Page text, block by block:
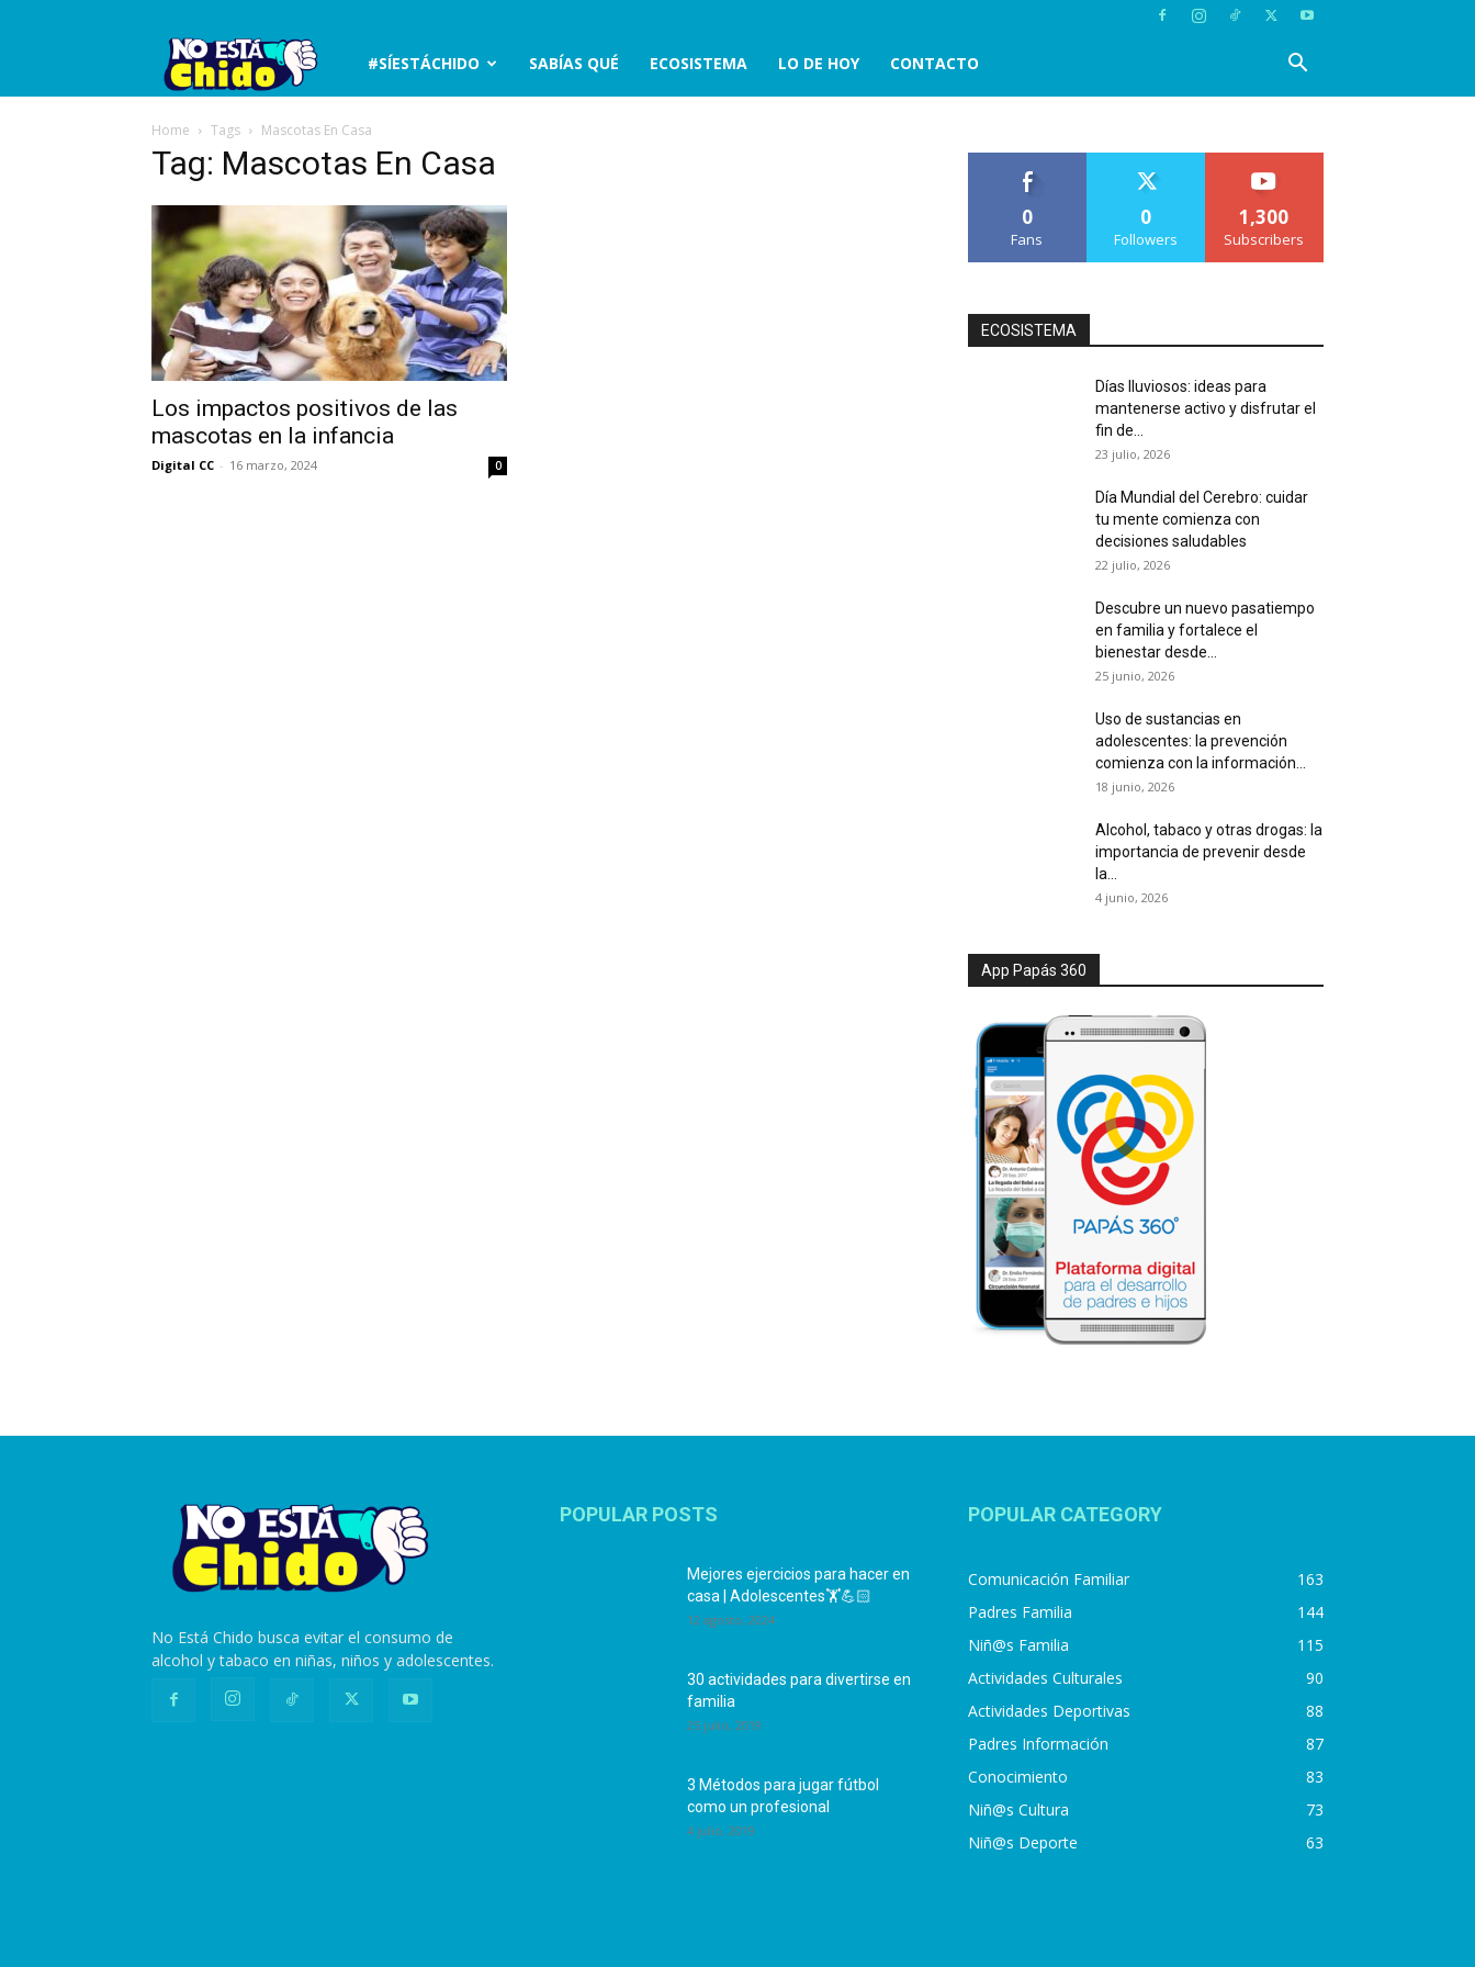
No
está
#SÍESTÁCHIDO SABÍAS QUÉ ECOSISTEMA LO DE HOY CONTACTO
Home Tags Mascotas En Casa
Tag: Mascotas En Casa
Los impactos positivos de las
mascotas en la infancia
Digital CC - 16 marzo, 2024 0
0
Fans
0
Followers
1,300
Subscribers
ECOSISTEMA
Días lluviosos: ideas para
mantenerse activo y disfrutar el
fin de...
23 julio, 2026
Día Mundial del Cerebro: cuidar
tu mente comienza con
decisiones saludables
22 julio, 2026
Descubre un nuevo pasatiempo
en familia y fortalece el
bienestar desde...
25 junio, 2026
Uso de sustancias en
adolescentes: la prevención
comienza con la información...
18 junio, 2026
Alcohol, tabaco y otras drogas: la
importancia de prevenir desde
la...
4 junio, 2026
App Papás 360
No Está Chido busca evitar el consumo de
alcohol y tabaco en niñas, niños y adolescentes.
POPULAR POSTS
Mejores ejercicios para hacer en
casa | Adolescentes🏋️💪🏻
12 agosto, 2024
30 actividades para divertirse en
familia
25 julio, 2019
3 Métodos para jugar fútbol
como un profesional
4 julio, 2019
POPULAR CATEGORY
Comunicación Familiar
163
Padres Familia
144
Niñ@s Familia
115
Actividades Culturales
90
Actividades Deportivas
88
Padres Información
87
Conocimiento
83
Niñ@s Cultura
73
Niñ@s Deporte
63